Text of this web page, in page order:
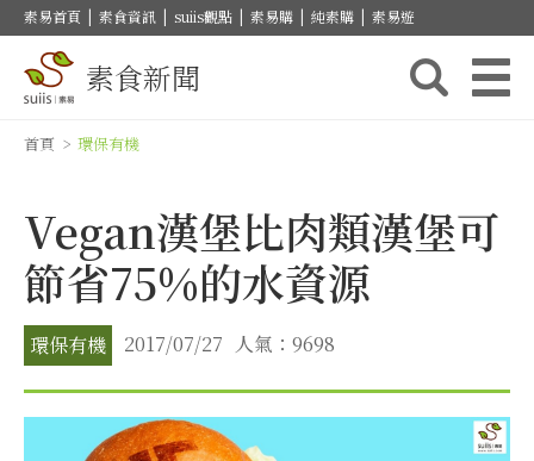
素易首頁 | 素食資訊 | suiis觀點 | 素易購 | 純素購 | 素易遊
素食新聞
首頁 > 環保有機
Vegan漢堡比肉類漢堡可
節省75%的水資源
環保有機 2017/07/27 人氣：9698